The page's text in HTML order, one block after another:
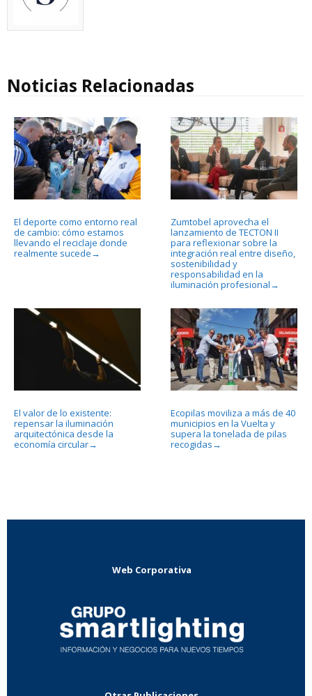
Noticias Relacionadas
El deporte como entorno real
de cambio: cómo estamos
llevando el reciclaje donde
realmente sucede →
Zumtobel aprovecha el
lanzamiento de TECTON II
para reflexionar sobre la
integración real entre diseño,
sostenibilidad y
responsabilidad en la
iluminación profesional →
El valor de lo existente:
repensar la iluminación
arquitectónica desde la
economía circular→
Ecopilas moviliza a más de 40
municipios en la Vuelta y
supera la tonelada de pilas
recogidas →
Web Corporativa